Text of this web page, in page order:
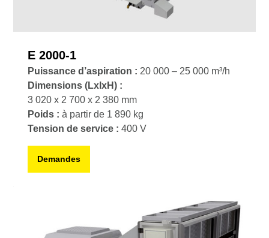
E 2000-1
Puissance d’aspiration : 20 000 – 25 000 m³/h
Dimensions (LxlxH) :
3 020 x 2 700 x 2 380 mm
Poids : à partir de 1 890 kg
Tension de service : 400 V
Demandes